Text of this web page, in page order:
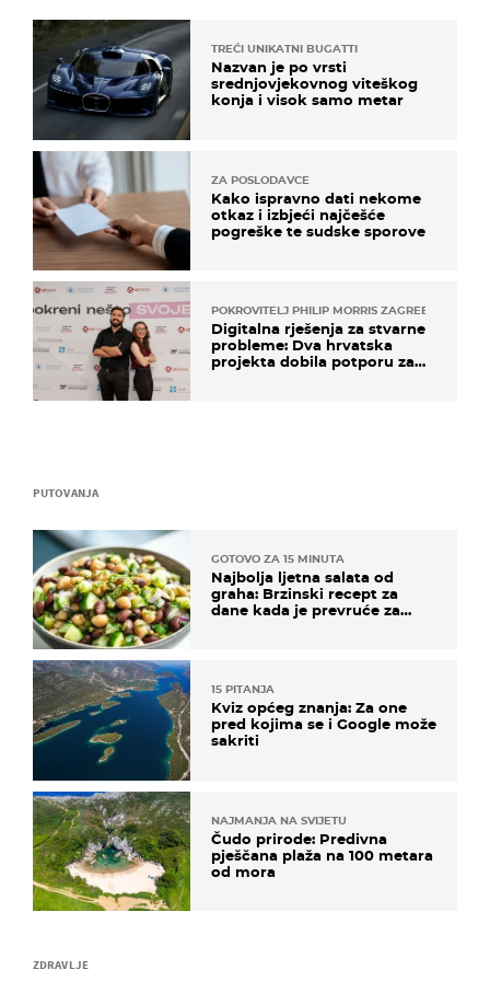
ZDRAVLJE
PUTOVANJA
GOTOVO ZA 15 MINUTA
Najbolja ljetna salata od
graha: Brzinski recept za
dane kada je prevruće za
15 PITANJA
Kviz općeg znanja: Za one
pred kojima se i Google može
sakriti
NAJMANJA NA SVIJETU
Čudo prirode: Predivna
pješčana plaža na 100 metara
od mora
TREĆI UNIKATNI BUGATTI
Nazvan je po vrsti
srednjovjekovnog viteškog
konja i visok samo metar
ZA POSLODAVCE
Kako ispravno dati nekome
otkaz i izbjeći najčešće
pogreške te sudske sporove
POKROVITELJ PHILIP MORRIS ZAGREB
Digitalna rješenja za stvarne
probleme: Dva hrvatska
projekta dobila potporu za